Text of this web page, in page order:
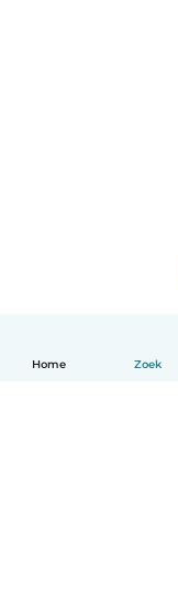
Home Zoek